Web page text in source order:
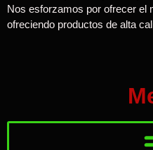
Nos esforzamos por ofrecer el
ofreciendo productos de alta